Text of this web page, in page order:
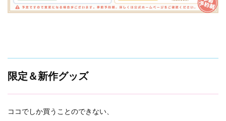
限定＆新作グッズ
ココでしか買うことのできない、